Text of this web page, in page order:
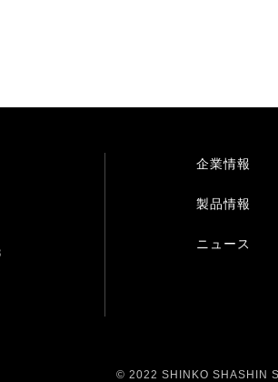
企業情報
製品情報
ニュース
© 2022 SHINKO SHASHIN